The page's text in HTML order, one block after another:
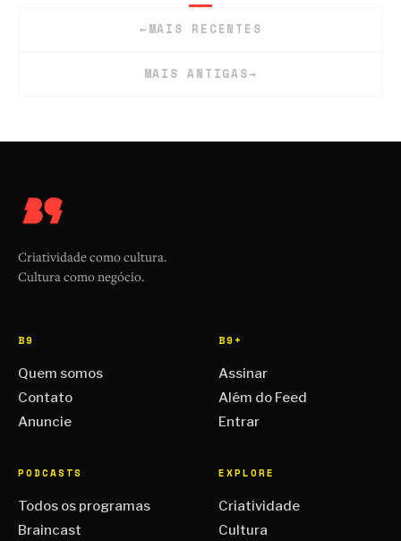
←MAIS RECENTES
MAIS ANTIGAS→
Criatividade como cultura.
Cultura como negócio.
B9
Quem somos
Contato
Anuncie
B9+
Assinar
Além do Feed
Entrar
PODCASTS
Todos os programas
Braincast
EXPLORE
Criatividade
Cultura